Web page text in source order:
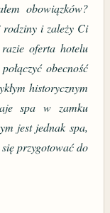
obowiązków?
i zależy Ci
oferta hotelu
obecność
historycznym
spa w zamku
jest jednak spa,
przygotować do